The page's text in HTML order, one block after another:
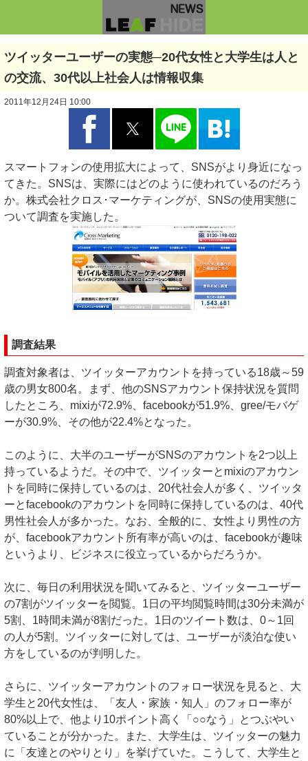
ツイッターユーザーの実態─20代女性と大学生は人と
の交流、30代以上社会人は情報収集
2011年12月24日 10:00
スマートフォンの使用拡大によって、SNSがより身近になっ
てきた。SNSは、実際にはどのように使われているのだろう
か。株式会社クロス･マーケティングが、SNSの使用実態に
ついて調査を実施した。
調査結果
調査対象者は、ツイッターアカウントを持っている18歳～59
歳の男女800名。まず、他のSNSアカウント保持状況を質問
したところ、mixiが72.9%、facebookが51.9%、gree/モバゲ
ーが30.9%、その他が22.4%となった。
このように、大半のユーザーがSNSのアカウントを2つ以上
持っているようだ。その中で、ツイッターとmixiのアカウン
トを同時に保持しているのは、20代社会人が多く、ツイッタ
ーとfacebookのアカウントを同時に保持しているのは、40代
男性社会人が多かった。なお、全般的に、女性より男性の方
が、facebookアカウント所有率が高いのは、facebookが趣味
というより、ビジネスに役立っているからだろうか。
次に、毎日の利用状況を聞いてみると、ツイッターユーザー
の7割がツイッターを閲覧。1日の平均閲覧時間は30分未満が
5割、1時間未満が8割だった。1日のツイート数は、0～1回
の人が5割。ツイッターに対しては、ユーザーが淡泊な使い
方をしているのが判明した。
さらに、ツイッターアカウントのフォロー状況を見ると、大
学生と20代女性は、「友人・家族・知人」のフォロー率が
80%以上で、他より10ポイント高く「○○なう」とつぶやい
ていることが分かった。また、大学生は、ツイッターの魅力
に「友達とのやりとり」を挙げていた。こうして、大学生と